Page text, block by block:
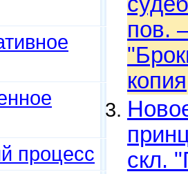
процесс
пов.
копия
скл.